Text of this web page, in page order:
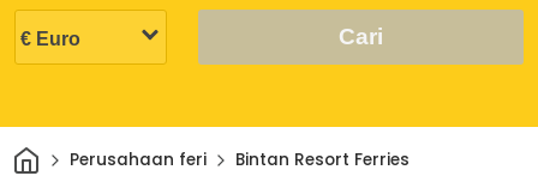
Cari
Rumah
Perusahaan feri Bintan Resort Ferries